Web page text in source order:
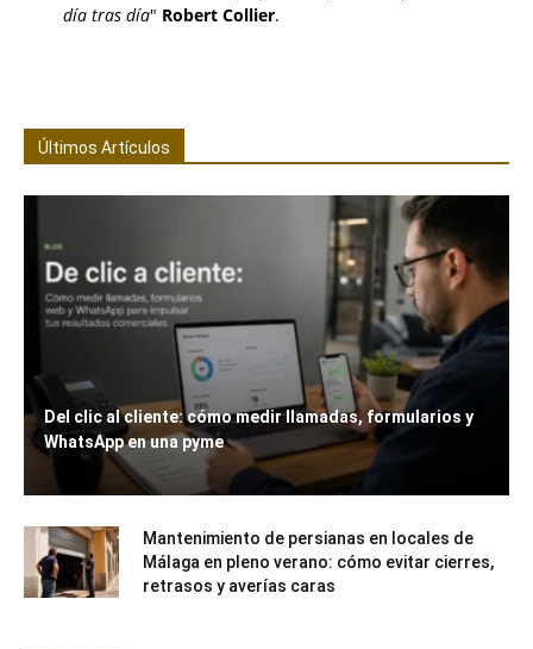
día tras día" Robert Collier.
Últimos Artículos
Del clic al cliente: cómo medir llamadas, formularios y
WhatsApp en una pyme
Mantenimiento de persianas en locales de
Málaga en pleno verano: cómo evitar cierres,
retrasos y averías caras